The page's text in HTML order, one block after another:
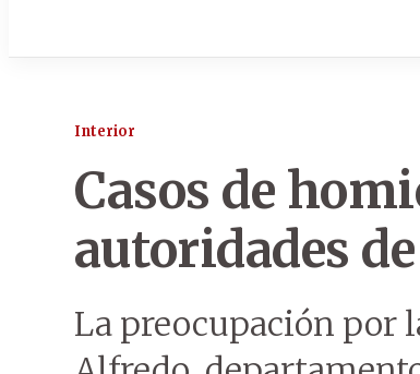
Interior
Casos de
autoridades
La preocupación por